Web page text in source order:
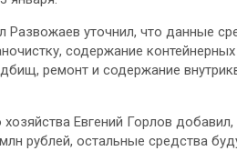
Развожаев уточнил, что данные
содержание
ремонт и содержание
хозяйства Евгений Горлов
рублей, остальные средства